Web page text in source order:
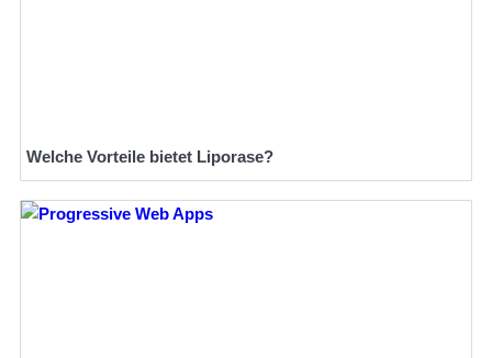
Welche Vorteile bietet Liporase?